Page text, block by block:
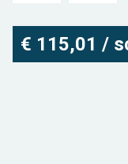
€ 115,01 /